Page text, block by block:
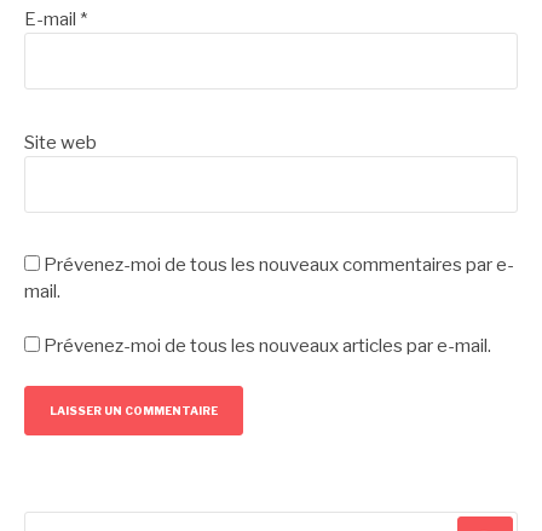
E-mail *
Site web
Prévenez-moi de tous les nouveaux commentaires par e-
mail.
Prévenez-moi de tous les nouveaux articles par e-mail.